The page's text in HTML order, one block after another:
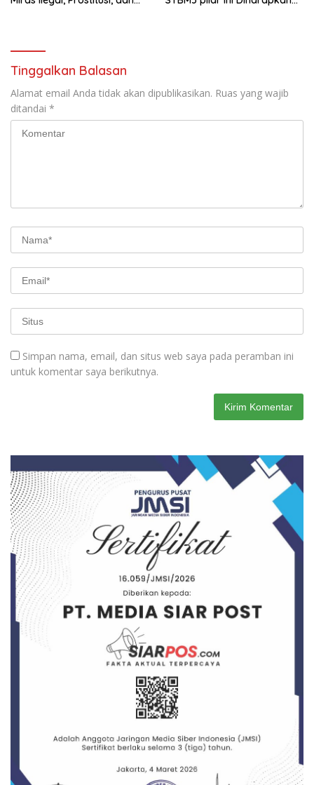
Tinggalkan Balasan
Alamat email Anda tidak akan dipublikasikan. Ruas yang wajib
ditandai *
Simpan nama, email, dan situs web saya pada peramban ini
untuk komentar saya berikutnya.